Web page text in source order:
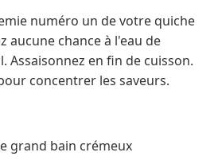
numéro un de votre quiche
aucune chance à l'eau de
Assaisonnez en fin de cuisson.
concentrer les saveurs.
grand bain crémeux